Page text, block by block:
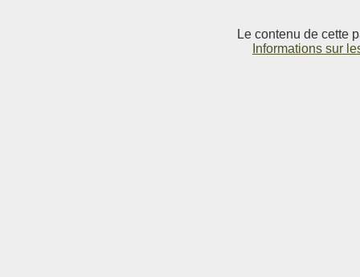
Le contenu de cette
Informations sur